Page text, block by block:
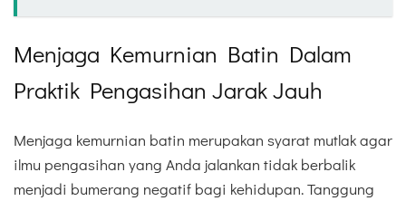
Menjaga Kemurnian Batin Dalam
Praktik Pengasihan Jarak Jauh
Menjaga kemurnian batin merupakan syarat mutlak agar
ilmu pengasihan yang Anda jalankan tidak berbalik
menjadi bumerang negatif bagi kehidupan. Tanggung